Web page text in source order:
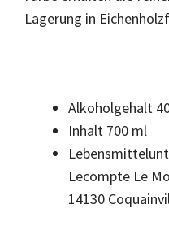
Lagerung in
Alkoholgehalt
Inhalt 700 ml
Lecompte Le
14130